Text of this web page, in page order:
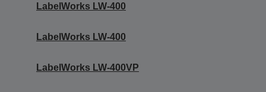
LabelWorks LW-400
LabelWorks LW-400
LabelWorks LW-400VP